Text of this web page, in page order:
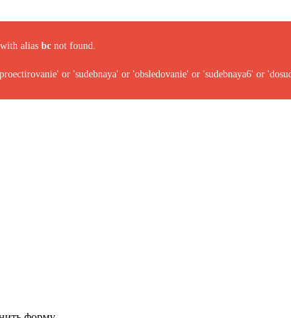
alias bc not found.
or 'sudebnaya' or 'obsledovanie' or 'sudebnaya6' or